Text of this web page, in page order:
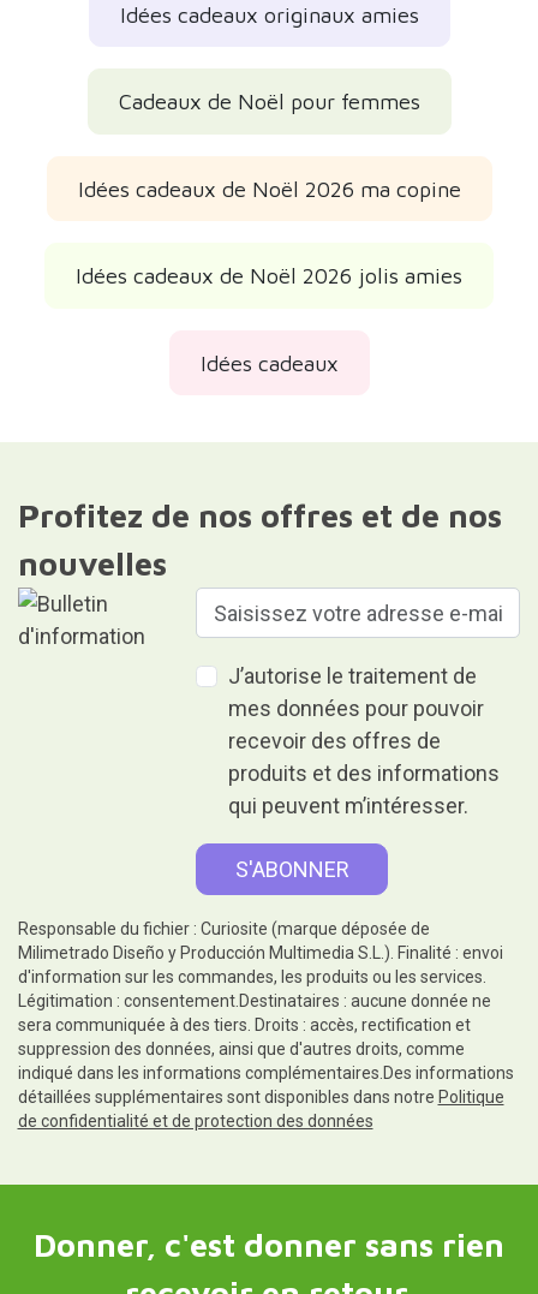
Idées cadeaux originaux amies
Cadeaux de Noël pour femmes
Idées cadeaux de Noël 2026 ma copine
Idées cadeaux de Noël 2026 jolis amies
Idées cadeaux
Profitez de nos offres et de nos
nouvelles
J’autorise le traitement de
mes données pour pouvoir
recevoir des offres de
produits et des informations
qui peuvent m’intéresser.
Responsable du fichier : Curiosite (marque déposée de
Milimetrado Diseño y Producción Multimedia S.L.). Finalité : envoi
d'information sur les commandes, les produits ou les services.
Légitimation : consentement.Destinataires : aucune donnée ne
sera communiquée à des tiers. Droits : accès, rectification et
suppression des données, ainsi que d'autres droits, comme
indiqué dans les informations complémentaires.Des informations
détaillées supplémentaires sont disponibles dans notre Politique
de confidentialité et de protection des données
Donner, c'est donner sans rien